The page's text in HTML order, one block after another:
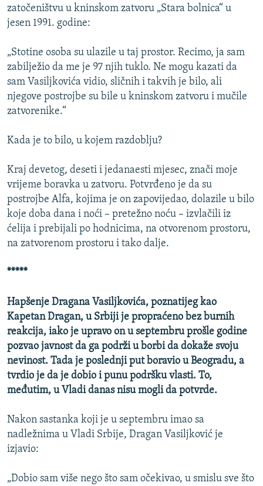
zatočeništvu u kninskom zatvoru „Stara bolnica“ u
jesen 1991. godine:
„Stotine osoba su ulazile u taj prostor. Recimo, ja sam
zabilježio da me je 97 njih tuklo. Ne mogu kazati da
sam Vasiljkovića vidio, sličnih i takvih je bilo, ali
njegove postrojbe su bile u kninskom zatvoru i mučile
zatvorenike.“
Kada je to bilo, u kojem razdoblju?
Kraj devetog, deseti i jedanaesti mjesec, znači moje
vrijeme boravka u zatvoru. Potvrđeno je da su
postrojbe Alfa, kojima je on zapovijedao, dolazile u bilo
koje doba dana i noći – pretežno noću – izvlačili iz
ćelija i prebijali po hodnicima, na otvorenom prostoru,
na zatvorenom prostoru i tako dalje.
*****
Hapšenje Dragana Vasiljkovića, poznatijeg kao
Kapetan Dragan, u Srbiji je propraćeno bez burnih
reakcija, iako je upravo on u septembru prošle godine
pozvao javnost da ga podrži u borbi da dokaže svoju
nevinost. Tada je poslednji put boravio u Beogradu, a
tvrdio je da je dobio i punu podršku vlasti. To,
međutim, u Vladi danas nisu mogli da potvrde.
Nakon sastanka koji je u septembru imao sa
nadležnima u Vladi Srbije, Dragan Vasiljković je
izjavio:
„Dobio sam više nego što sam očekivao, u smislu sve što